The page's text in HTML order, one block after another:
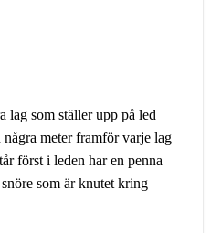
lag som ställer upp på led
meter framför varje lag
först i leden har en penna
som är knutet kring